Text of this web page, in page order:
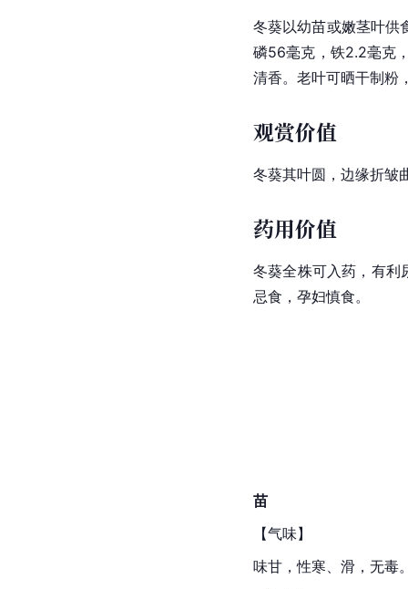
冬葵以幼苗或嫩茎叶供
磷56毫克，铁2.2毫克
清香。老叶可晒干制粉
观赏价值
冬葵其叶圆，边缘折皱
药用价值
冬葵全株可入药，有利
忌食，孕妇慎食。
苗
【气味】
味甘，性寒、滑，无毒